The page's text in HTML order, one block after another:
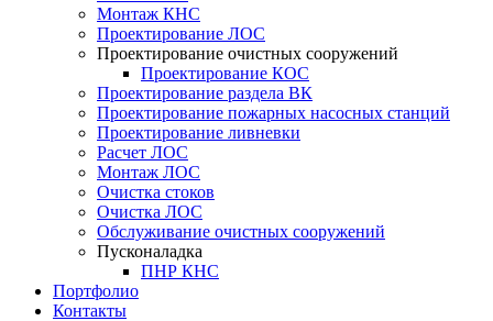
Монтаж КНС
Проектирование ЛОС
Проектирование очистных сооружений
Проектирование КОС
Проектирование раздела ВК
Проектирование пожарных насосных станций
Проектирование ливневки
Расчет ЛОС
Монтаж ЛОС
Очистка стоков
Очистка ЛОС
Обслуживание очистных сооружений
Пусконаладка
ПНР КНС
Портфолио
Контакты